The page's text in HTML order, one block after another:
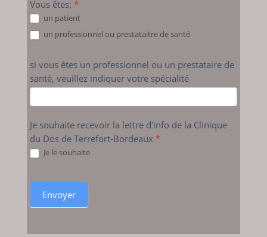
Vous êtes: *
un patient
un professionnel ou prestataitre de santé
si vous êtes un professionnel ou un prestataire de
santé, veuillez indiquer votre spécialité
Je souhaite recevoir la lettre d'info de la Clinique
du Dos de Terrefort-Bordeaux *
Je le souhaite
Envoyer